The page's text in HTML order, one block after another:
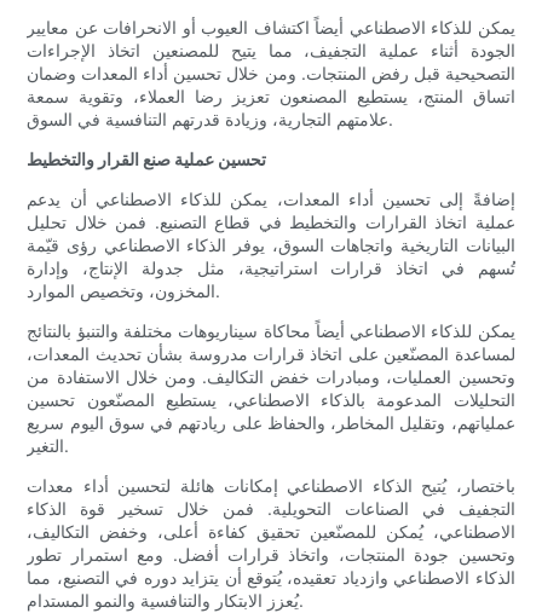
يمكن للذكاء الاصطناعي أيضاً اكتشاف العيوب أو الانحرافات عن معايير
الجودة أثناء عملية التجفيف، مما يتيح للمصنعين اتخاذ الإجراءات
التصحيحية قبل رفض المنتجات. ومن خلال تحسين أداء المعدات وضمان
اتساق المنتج، يستطيع المصنعون تعزيز رضا العملاء، وتقوية سمعة
علامتهم التجارية، وزيادة قدرتهم التنافسية في السوق.
تحسين عملية صنع القرار والتخطيط
إضافةً إلى تحسين أداء المعدات، يمكن للذكاء الاصطناعي أن يدعم
عملية اتخاذ القرارات والتخطيط في قطاع التصنيع. فمن خلال تحليل
البيانات التاريخية واتجاهات السوق، يوفر الذكاء الاصطناعي رؤى قيّمة
تُسهم في اتخاذ قرارات استراتيجية، مثل جدولة الإنتاج، وإدارة
المخزون، وتخصيص الموارد.
يمكن للذكاء الاصطناعي أيضاً محاكاة سيناريوهات مختلفة والتنبؤ بالنتائج
لمساعدة المصنّعين على اتخاذ قرارات مدروسة بشأن تحديث المعدات،
وتحسين العمليات، ومبادرات خفض التكاليف. ومن خلال الاستفادة من
التحليلات المدعومة بالذكاء الاصطناعي، يستطيع المصنّعون تحسين
عملياتهم، وتقليل المخاطر، والحفاظ على ريادتهم في سوق اليوم سريع
التغير.
باختصار، يُتيح الذكاء الاصطناعي إمكانات هائلة لتحسين أداء معدات
التجفيف في الصناعات التحويلية. فمن خلال تسخير قوة الذكاء
الاصطناعي، يُمكن للمصنّعين تحقيق كفاءة أعلى، وخفض التكاليف،
وتحسين جودة المنتجات، واتخاذ قرارات أفضل. ومع استمرار تطور
الذكاء الاصطناعي وازدياد تعقيده، يُتوقع أن يتزايد دوره في التصنيع، مما
يُعزز الابتكار والتنافسية والنمو المستدام.